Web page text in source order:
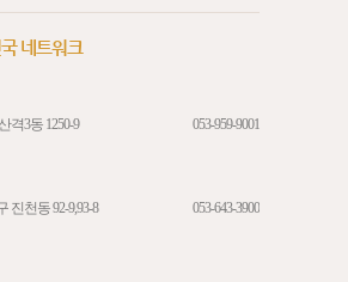
네트워크
격3동 1250-9 053-959-9001
진천동 92-9,93-8 053-643-3900